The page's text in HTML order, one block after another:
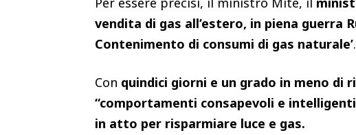
vendita di gas all’estero, in piena guerra
Contenimento di consumi di gas naturale’.
Con quindici giorni e un grado in meno di
“comportamenti consapevoli e
in atto per risparmiare luce e gas.